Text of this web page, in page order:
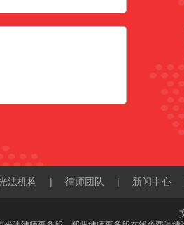
法机构 | 律师团队 | 新闻中心